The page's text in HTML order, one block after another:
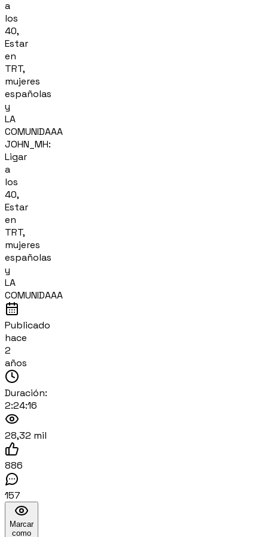
a
los
40,
Estar
en
TRT,
mujeres
españolas
y
LA
COMUNIDAAA
JOHN_MH:
Ligar
a
los
40,
Estar
en
TRT,
mujeres
españolas
y
LA
COMUNIDAAA
Publicado
hace
2
años
Duración:
2:24:16
28,32 mil
886
157
Marcar
como